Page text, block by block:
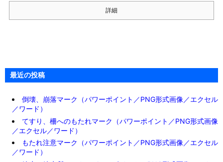
詳細
最近の投稿
倒壊、崩落マーク（パワーポイント／PNG形式画像／エクセル
／ワード）
てすり、柵へのもたれマーク（パワーポイント／PNG形式画像
／エクセル／ワード）
もたれ注意マーク（パワーポイント／PNG形式画像／エクセル
／ワード）